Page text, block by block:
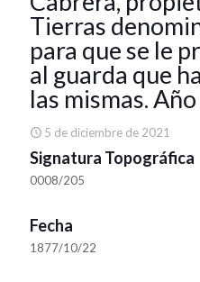
Tierras
para que se le
al guarda que
las mismas.
5 de diciembre de 2021
Signatura Topográfica
0008/205
Fecha
1877/10/22